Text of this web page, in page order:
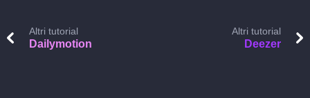
Altri tutorial
Dailymotion
Altri tutorial
Deezer